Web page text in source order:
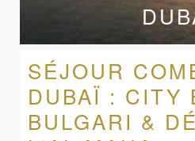
SÉJOUR
DUBAÏ : CITY
BULGARI &